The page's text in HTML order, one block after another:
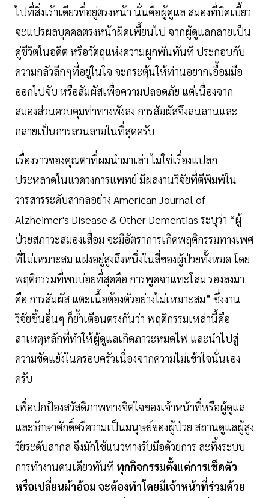
ไปที่สิ่งเร้าเดียวที่อยู่ตรงหน้า นั่นคือผู้ดูแล สมองที่บิดเบี้ยว
จะแปรผลบุคคลตรงหน้าผิดเพี้ยนไป จากผู้ดูแลกลายเป็น
คู่ชีวิตในอดีต หรือวัตถุแห่งความผูกพันทันที ประกอบกับ
ความกลัวลึกๆที่อยู่ในใจ จะกระตุ้นให้ท่านอยากเอื้อมมือ
ออกไปจับ หรือสัมผัสเพื่อความปลอดภัย แต่เนื่องจาก
สมองส่วนควบคุมท่าทางพังลง การสัมผัสจึงลนลานและ
กลายเป็นการลวนลามในที่สุดครับ
เรื่องราวของคุณตาที่ผมนำมาเล่า ไม่ใช่เรื่องแปลก
ประหลาดในแวดวงการแพทย์ มีผลงานวิจัยที่ตีพิมพ์ใน
วารสารระดับสากลอย่าง American Journal of
Alzheimer's Disease & Other Dementias ระบุว่า “ผู้
ป่วยสภาวะสมองเสื่อม จะมีอัตราการเกิดพฤติกรรมทางเพศ
ที่ไม่เหมาะสม แฝงอยู่สูงถึงหนึ่งในสี่ของผู้ป่วยทั้งหมด โดย
พฤติกรรมที่พบบ่อยที่สุดคือ การพูดจาแทะโลม รองลงมา
คือ การสัมผัส แตะเนื้อต้องตัวอย่างไม่เหมาะสม” ซึ่งงาน
วิจัยชิ้นอื่นๆ ก็ย้ำเตือนตรงกันว่า พฤติกรรมเหล่านี้คือ
สาเหตุหลักที่ทำให้ผู้ดูแลเกิดภาวะหมดไฟ และนำไปสู่
ความขัดแย้งในครอบครัวเนื่องจากความไม่เข้าใจนั่นเอง
ครับ
เพื่อปกป้องสวัสดิภาพทางจิตใจของเจ้าหน้าที่หรือผู้ดูแล
และรักษาศักดิ์ศรีความเป็นมนุษย์ของผู้ป่วย สถานดูแลผู้สูง
วัยระดับสากล จึงมักใช้แนวทางรับมือด้วยการ ละทิ้งระบบ
การทำงานคนเดียวทันที ทุกกิจกรรมตั้งแต่การเช็ดตัว
หรือเปลี่ยนผ้าอ้อม จะต้องทำโดยมีเจ้าหน้าที่ร่วมด้วย